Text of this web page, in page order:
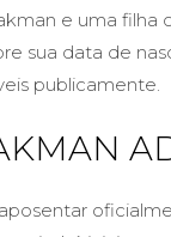
e uma filha
sua data de
publicamente.